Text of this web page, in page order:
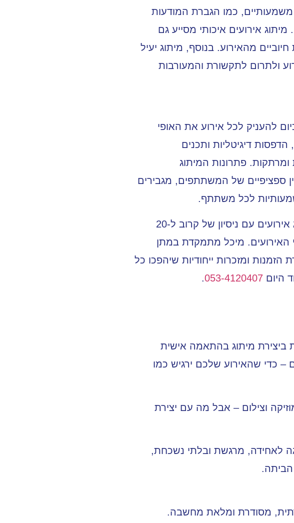
משמעותיים, כמו הגברת המודעות
מיתוג אירועים איכותי מסייע גם
מהאירוע. בנוסף, מיתוג יעיל
ולתרום לתקשורת והמעורבות
להעניק לכל אירוע את האופי
דיגיטליות ותכנים
ומרתקות. פתרונות המיתוג
ספציפיים של המשתתפים, מגבירים
לכל משתתף.
אירועים בדפוס בהנהלת מיכל שימל, מומחית בתחום מיתוג אירועים עם ניסיון של קרוב ל-20
האירועים. מיכל מתמקדת במתן
ומזכרות ייחודיות שיהפכו כל
היום 053-4120407
.
ביצירת מיתוג בהתאמה אישית
כדי שהאירוע שלכם ירגיש כמו
וצילום – אבל מה עם יצירת
לאחידה, מרגשת ובלתי נשכחת,
מסודרת ומלאת מחשבה.